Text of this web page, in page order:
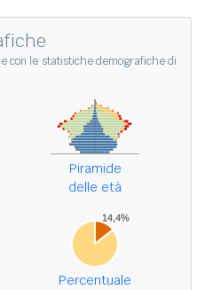
con le statistiche demografiche di
Piramide
delle età
Percentuale